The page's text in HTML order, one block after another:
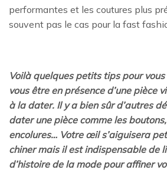
performantes et les coutures plus
souvent pas le cas pour la fast
Voilà quelques petits tips pour
vous être en présence d’une pièce
à la dater. Il y a bien sûr d’autres
dater une pièce comme les
encolures… Votre œil s’aiguisera
chiner mais il est indispensable de
d’histoire de la mode pour affiner